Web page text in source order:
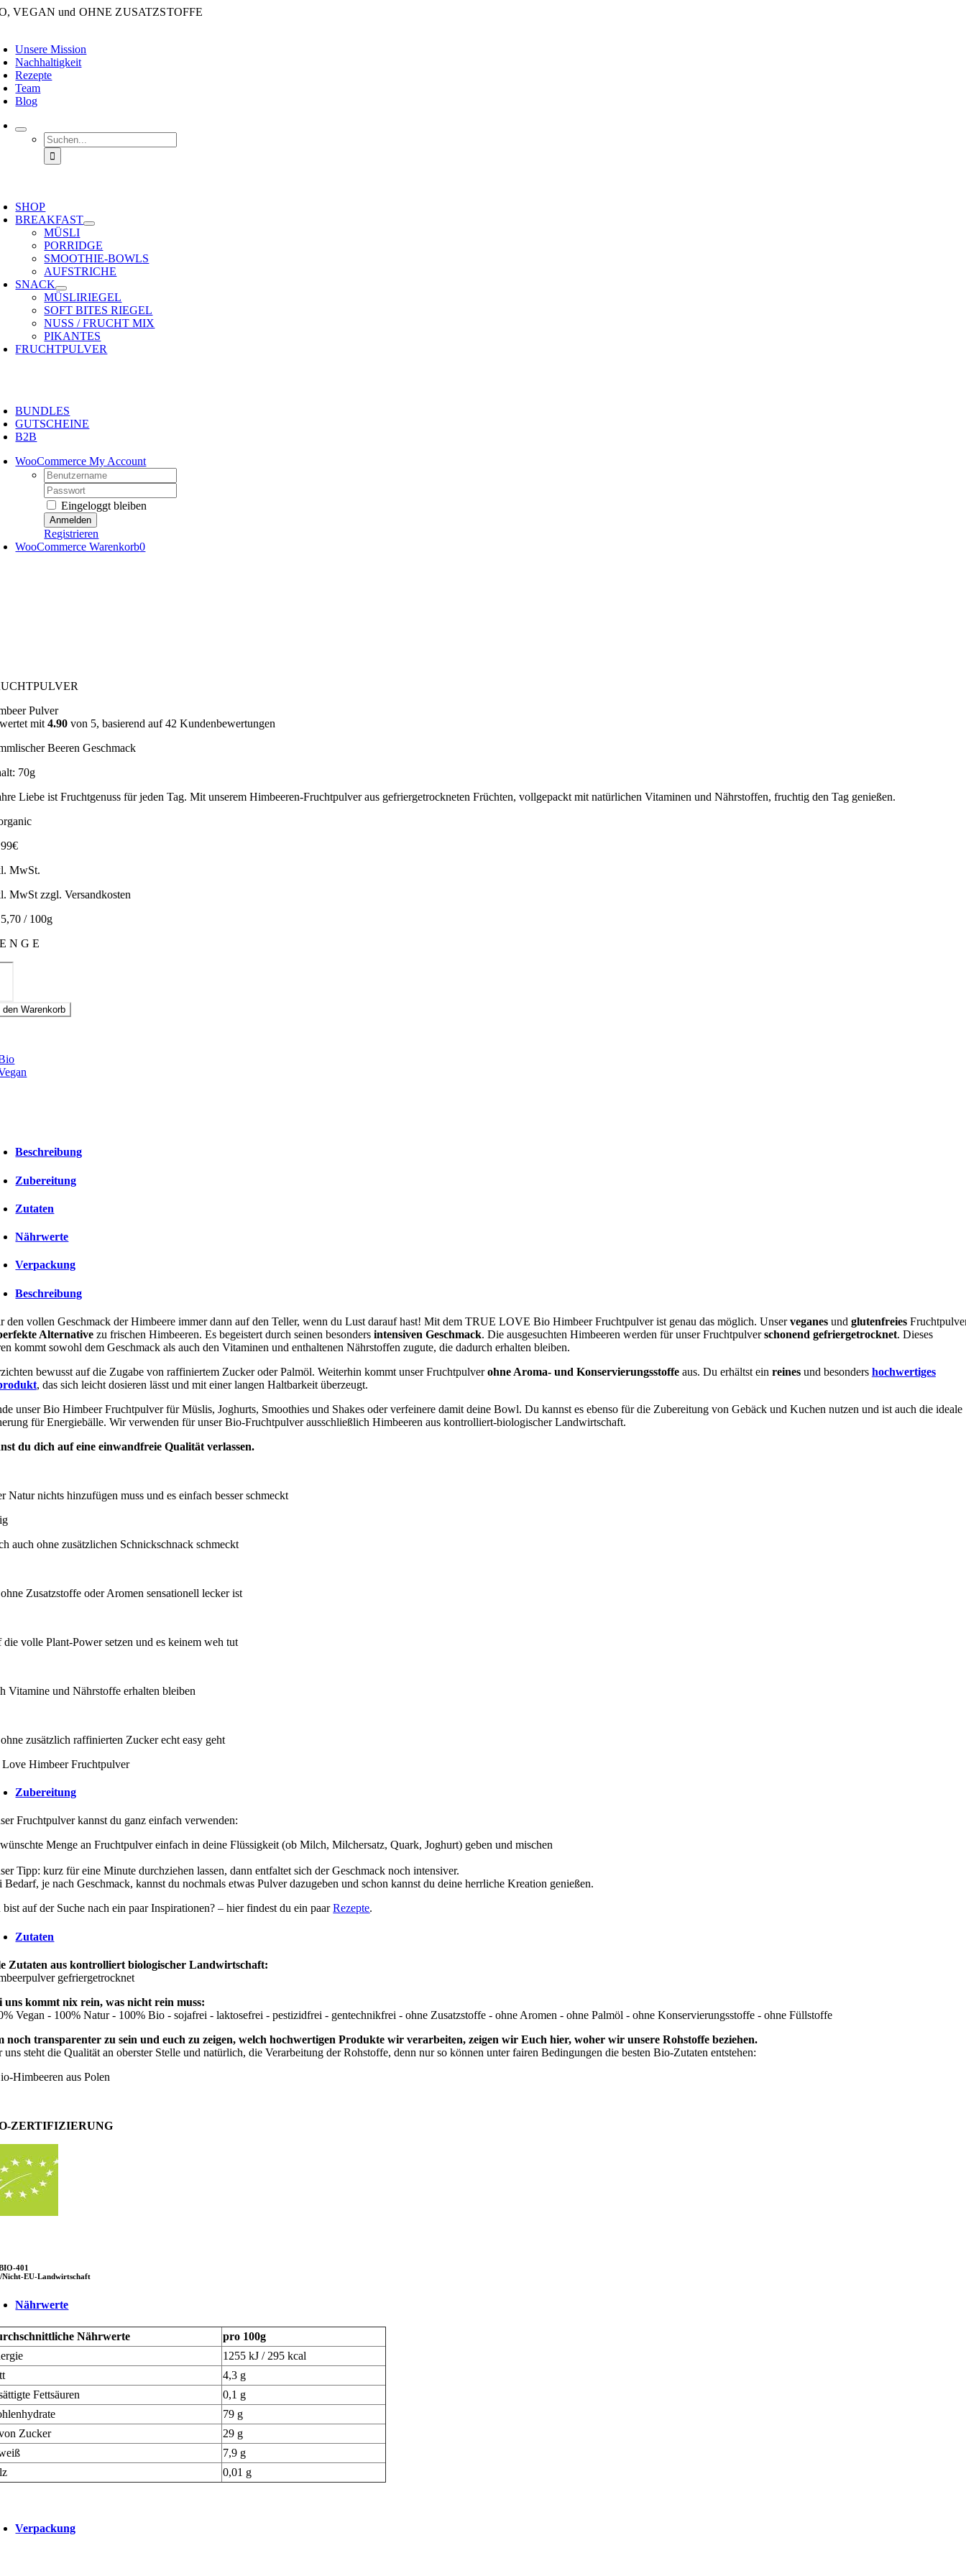
Zum
VEGAN und OHNE ZUSATZSTOFFE
Unsere Mission
Nachhaltigkeit
Rezepte
Team
Blog
Suche
nach:
SHOP
BREAKFAST
MÜSLI
PORRIDGE
SMOOTHIE-BOWLS
AUFSTRICHE
SNACK
MÜSLIRIEGEL
SOFT BITES RIEGEL
NUSS / FRUCHT MIX
PIKANTES
FRUCHTPULVER
BUNDLES
GUTSCHEINE
B2B
WooCommerce My Account
Username:
Password:
Eingeloggt bleiben
Registrieren
WooCommerce Warenkorb0
Pulver
mit4.90 von 5, basierend auf42 Kundenbewertungen
Beeren Geschmack
70g
Liebe ist Fruchtgenuss für jeden Tag. Mit unserem Himbeeren-Fruchtpulver aus gefriergetrockneten Früchten, vollgepackt mit natürlichen Vitaminen und Nährstoffen, fruchtig den Tag genießen.
€
MwSt.
MwSt zzgl. Versandkosten
/ 100g
N G E
den Warenkorb
Beschreibung
Zubereitung
Zutaten
Nährwerte
Verpackung
Beschreibung
den vollen Geschmack der Himbeere immer dann auf den Teller, wenn du Lust darauf hast! Mit dem TRUE LOVE Bio Himbeer Fruchtpulver ist genau das möglich. Unserveganes und glutenfreies
Alternativezu frischen Himbeeren. Es begeistert durch seinen besonders intensiven Geschmack. Die ausgesuchten Himbeeren werden für unser Fruchtpulverschonend gefriergetrocknet. Dieses
kommt sowohl dem Geschmack als auch den Vitaminen und enthaltenen Nährstoffen zugute, die dadurch erhalten bleiben.
bewusst auf die Zugabe von raffiniertem Zucker oder Palmöl. Weiterhin kommt unser Fruchtpulverohne Aroma- und Konservierungsstoffeaus. Du erhältst ein reines und besonders hochwertiges
, das sich leicht dosieren lässt und mit einer langen Haltbarkeit überzeugt.
unser Bio Himbeer Fruchtpulver für Müslis, Joghurts, Smoothies und Shakes oder verfeinere damit deine Bowl. Du kannst es ebenso für die Zubereitung von Gebäck und Kuchen nutzen und ist auch die ideale
für Energiebälle. Wir verwenden für unser Bio-Fruchtpulver ausschließlich Himbeeren aus kontrolliert-biologischer Landwirtschaft.
du dich auf eine einwandfreie Qualität verlassen.
Natur nichts hinzufügen muss und es einfach besser schmeckt
auch ohne zusätzlichen Schnickschnack schmeckt
Zusatzstoffe oder Aromen sensationell lecker ist
volle Plant-Power setzen und es keinem weh tut
Vitamine und Nährstoffe erhalten bleiben
zusätzlich raffinierten Zucker echt easy geht
Zubereitung
Fruchtpulver kannst du ganz einfach verwenden:
Menge an Fruchtpulver einfach in deine Flüssigkeit (ob Milch, Milchersatz, Quark, Joghurt) geben und mischen
Tipp: kurz für eine Minute durchziehen lassen, dann entfaltet sich der Geschmack noch intensiver.
Bedarf, je nach Geschmack, kannst du nochmals etwas Pulver dazugeben und schon kannst du deine herrliche Kreation genießen.
bist auf der Suche nach ein paar Inspirationen? – hier findest du ein paarRezepte.
Zutaten
Zutaten aus kontrolliert biologischer Landwirtschaft:
gefriergetrocknet
uns kommt nix rein, was nicht rein muss:
Vegan - 100% Natur - 100% Bio - sojafrei - laktosefrei - pestizidfrei - gentechnikfrei - ohne Zusatzstoffe - ohne Aromen - ohne Palmöl - ohne Konservierungsstoffe - ohne Füllstoffe
noch transparenter zu sein und euch zu zeigen, welch hochwertigen Produkte wir verarbeiten, zeigen wir Euch hier, woher wir unsere Rohstoffe beziehen.
uns steht die Qualität an oberster Stelle und natürlich, die Verarbeitung der Rohstoffe, denn nur so können unter fairen Bedingungen die besten Bio-Zutaten entstehen:
Himbeeren aus Polen
ZERTIFIZIERUNG
401
Nicht-EU-Landwirtschaft
Nährwerte
Nährwerte
pro 100g
1255 kJ / 295 kcal
4,3 g
Fettsäuren
0,1 g
79 g
Zucker
29 g
7,9 g
0,01 g
Verpackung